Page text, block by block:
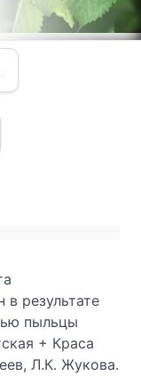
результате
пыльцы
+ Краса
Л.К. Жукова.